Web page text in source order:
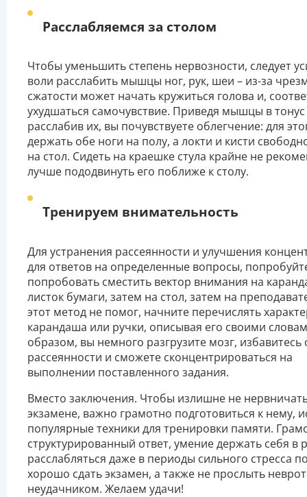
Расслабляемся за столом
Чтобы уменьшить степень нервозности, следует
воли расслабить мышцы ног, рук, шеи – из-за
сжатости может начать кружиться голова и,
ухудшаться самочувствие. Приведя мышцы в
расслабив их, вы почувствуете облегчение: для
держать обе ноги на полу, а локти и кисти
на стол. Сидеть на краешке стула крайне не
лучше пододвинуть его поближе к столу.
Тренируем внимательность
Для устранения рассеянности и улучшения
для ответов на определенные вопросы,
попробовать сместить вектор внимания на
листок бумаги, затем на стол, затем на
этот метод не помог, начните перечислять
карандаша или ручки, описывая его своими
образом, вы немного разгрузите мозг, избавитесь
рассеянности и сможете сконцентрироваться на
выполнении поставленного задания.
Вместо заключения. Чтобы излишне не
экзамене, важно грамотно подготовиться к нему,
популярные техники для тренировки памяти.
структурированный ответ, умение держать себя в
расслабляться даже в периоды сильного стресса
хорошо сдать экзамен, а также не прослыть
неудачником. Желаем удачи!